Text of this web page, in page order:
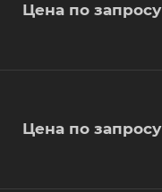
Цена по запросу
Цена по запросу